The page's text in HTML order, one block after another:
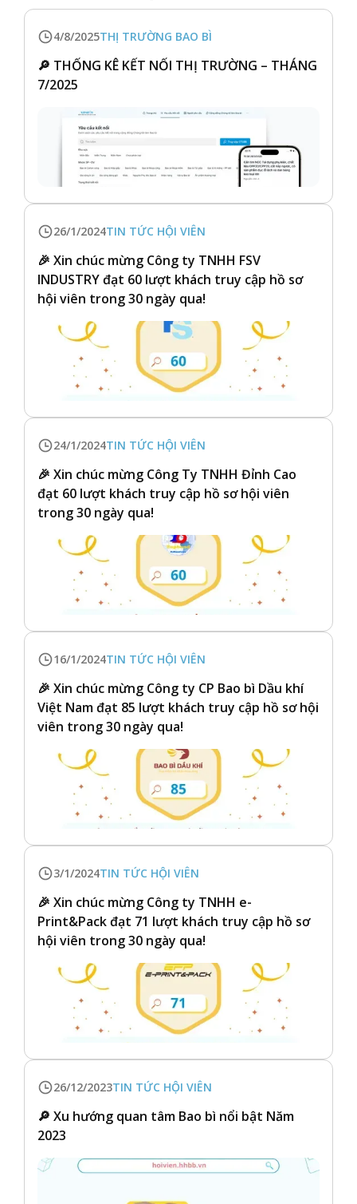
4/8/2025THỊ TRƯỜNG BAO BÌ
🔎 THỐNG KÊ KẾT NỐI THỊ TRƯỜNG – THÁNG
7/2025
26/1/2024TIN TỨC HỘI VIÊN
🎉 Xin chúc mừng Công ty TNHH FSV
INDUSTRY đạt 60 lượt khách truy cập hồ sơ
hội viên trong 30 ngày qua!
24/1/2024TIN TỨC HỘI VIÊN
🎉 Xin chúc mừng Công Ty TNHH Đỉnh Cao
đạt 60 lượt khách truy cập hồ sơ hội viên
trong 30 ngày qua!
16/1/2024TIN TỨC HỘI VIÊN
🎉 Xin chúc mừng Công ty CP Bao bì Dầu khí
Việt Nam đạt 85 lượt khách truy cập hồ sơ hội
viên trong 30 ngày qua!
3/1/2024TIN TỨC HỘI VIÊN
🎉 Xin chúc mừng Công ty TNHH e-
Print&Pack đạt 71 lượt khách truy cập hồ sơ
hội viên trong 30 ngày qua!
26/12/2023TIN TỨC HỘI VIÊN
🔎 Xu hướng quan tâm Bao bì nổi bật Năm
2023